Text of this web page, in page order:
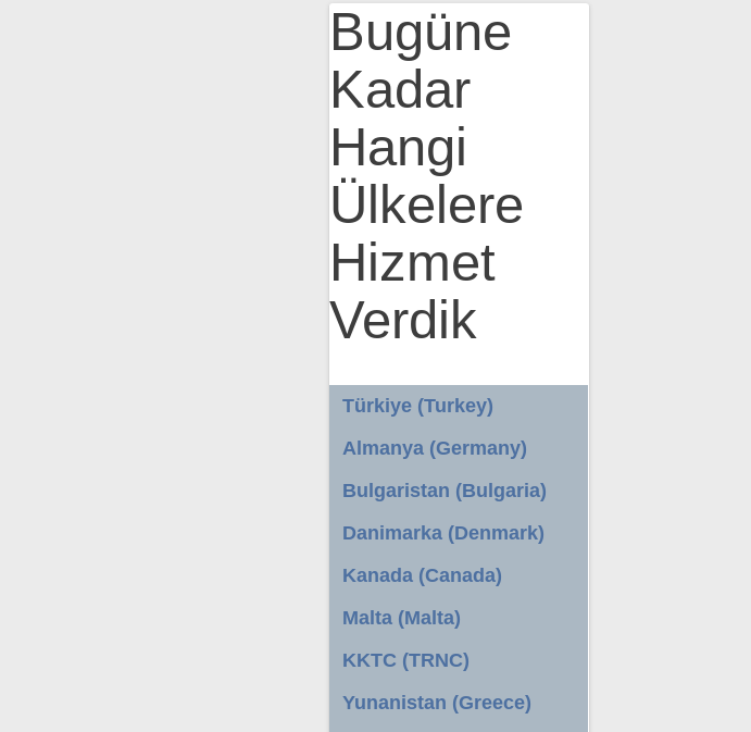
Bugüne
Kadar
Hangi
Ülkelere
Hizmet
Verdik
Türkiye (Turkey)
Almanya (Germany)
Bulgaristan (Bulgaria)
Danimarka (Denmark)
Kanada (Canada)
Malta (Malta)
KKTC (TRNC)
Yunanistan (Greece)